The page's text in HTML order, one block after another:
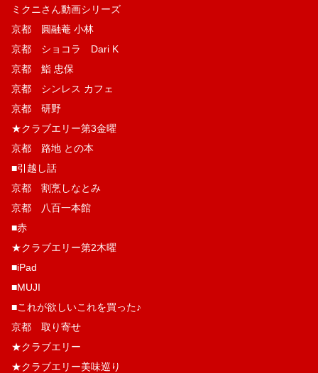
ミクニさん動画シリーズ
京都 圓融菴 小林
京都 ショコラ Dari K
京都 鮨 忠保
京都 シンレス カフェ
京都 研野
★クラブエリー第3金曜
京都 路地 との本
■引越し話
京都 割烹しなとみ
京都 八百一本館
■赤
★クラブエリー第2木曜
■iPad
■MUJI
■これが欲しいこれを買った♪
京都 取り寄せ
★クラブエリー
★クラブエリー美味巡り